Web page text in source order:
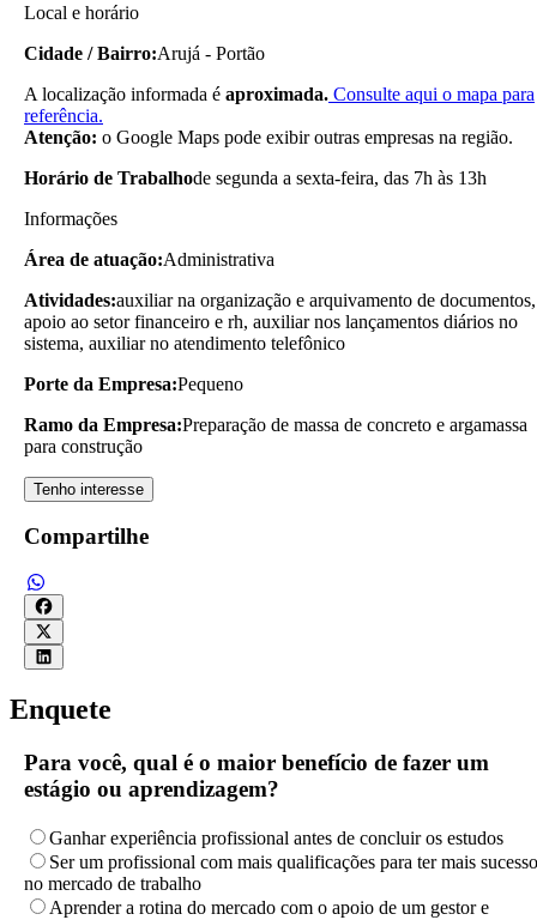
Local e horário
Cidade / Bairro:Arujá - Portão
A localização informada é aproximada. Consulte aqui o mapa para
referência.
Atenção: o Google Maps pode exibir outras empresas na região.
Horário de Trabalhode segunda a sexta-feira, das 7h às 13h
Informações
Área de atuação:Administrativa
Atividades:auxiliar na organização e arquivamento de documentos,
apoio ao setor financeiro e rh, auxiliar nos lançamentos diários no
sistema, auxiliar no atendimento telefônico
Porte da Empresa:Pequeno
Ramo da Empresa:Preparação de massa de concreto e argamassa
para construção
Tenho interesse
Compartilhe
Enquete
Para você, qual é o maior benefício de fazer um
estágio ou aprendizagem?
Ganhar experiência profissional antes de concluir os estudos
Ser um profissional com mais qualificações para ter mais sucesso
no mercado de trabalho
Aprender a rotina do mercado com o apoio de um gestor e